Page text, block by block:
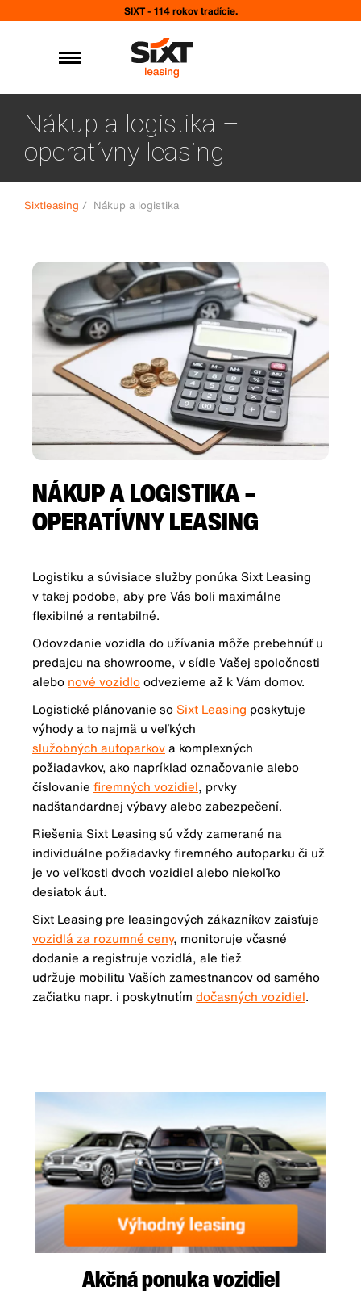
SIXT - 114 rokov tradície.
Nákup a logistika –
operatívny leasing
Sixtleasing / Nákup a logistika
NÁKUP A LOGISTIKA –
OPERATÍVNY LEASING
Logistiku a súvisiace služby ponúka Sixt Leasing
v takej podobe, aby pre Vás boli maximálne
flexibilné a rentabilné.
Odovzdanie vozidla do užívania môže prebehnúť u
predajcu na showroome, v sídle Vašej spoločnosti
alebo nové vozidloodvezieme až k Vám domov.
Logistické plánovanie so Sixt Leasing poskytuje
výhody a to najmä u veľkých
služobných autoparkova komplexných
požiadavkov, ako napríklad označovanie alebo
číslovanie firemných vozidiel, prvky
nadštandardnej výbavy alebo zabezpečení.
Riešenia Sixt Leasing sú vždy zamerané na
individuálne požiadavky firemného autoparku či už
je vo veľkosti dvoch vozidiel alebo niekoľko
desiatok áut.
Sixt Leasing pre leasingových zákazníkov zaisťuje
vozidlá za rozumné ceny, monitoruje včasné
dodanie a registruje vozidlá, ale tiež
udržuje mobilitu Vaších zamestnancov od samého
začiatku napr. i poskytnutím dočasných vozidiel.
Akčná ponuka vozidiel